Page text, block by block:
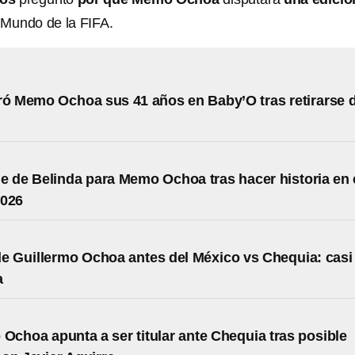
de la FIFA.
Memo Ochoa sus 41 años en Baby’O tras retirarse
de Belinda para Memo Ochoa tras hacer historia en
Guillermo Ochoa antes del México vs Chequia: casi
apunta a ser titular ante Chequia tras posible